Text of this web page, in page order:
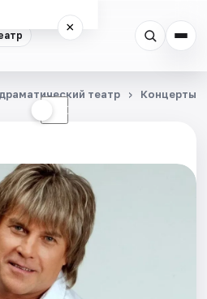
×
☾
театр Концерты